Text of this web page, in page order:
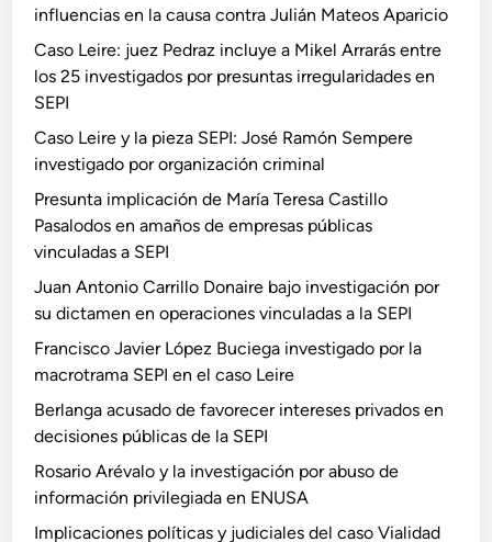
influencias en la causa contra Julián Mateos Aparicio
Caso Leire: juez Pedraz incluye a Mikel Arrarás entre
los 25 investigados por presuntas irregularidades en
SEPI
Caso Leire y la pieza SEPI: José Ramón Sempere
investigado por organización criminal
Presunta implicación de María Teresa Castillo
Pasalodos en amaños de empresas públicas
vinculadas a SEPI
Juan Antonio Carrillo Donaire bajo investigación por
su dictamen en operaciones vinculadas a la SEPI
Francisco Javier López Buciega investigado por la
macrotrama SEPI en el caso Leire
Berlanga acusado de favorecer intereses privados en
decisiones públicas de la SEPI
Rosario Arévalo y la investigación por abuso de
información privilegiada en ENUSA
Implicaciones políticas y judiciales del caso Vialidad